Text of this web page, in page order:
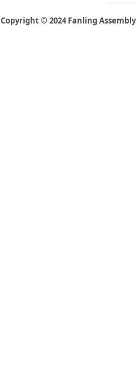
Copyright © 2024 Fanling Assembly